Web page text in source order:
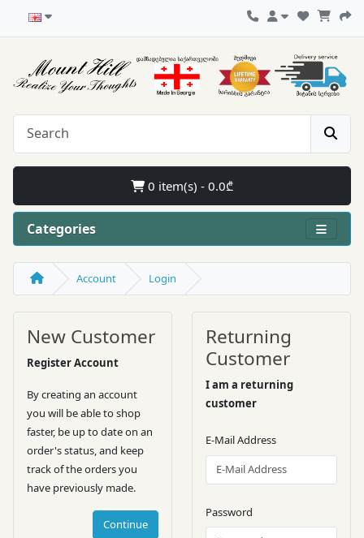
0 item(s) - 0.0₾
Categories
Account Login
New Customer
Register Account
By creating an account
you will be able to shop
faster, be up to date on an
order's status, and keep
track of the orders you
have previously made.
Continue
Returning
Customer
I am a returning
customer
E-Mail Address
Password